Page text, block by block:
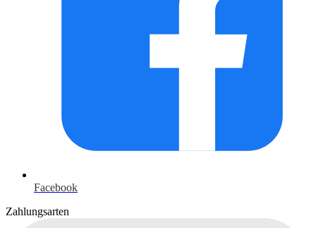
Facebook
Zahlungsarten